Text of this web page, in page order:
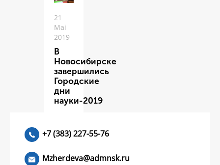
21
Mai
2019
В
Новосибирске
завершились
Городские
дни
науки-2019
+7 (383) 227-55-76
Mzherdeva@admnsk.ru